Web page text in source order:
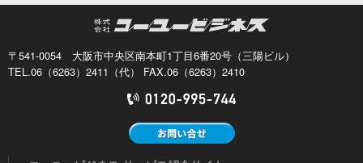
〒541-0054 大阪市中央区南本町1丁目6番20号（三陽ビル）
TEL.06（6263）2411（代） FAX.06（6263）2410